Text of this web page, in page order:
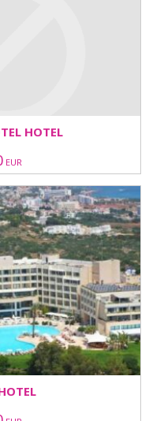
HOTEL
EUR